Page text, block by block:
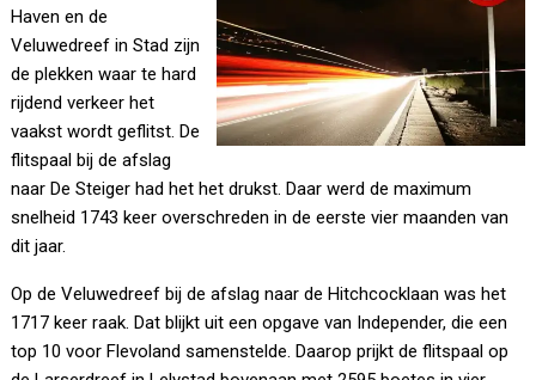
Haven en de
Veluwedreef in Stad zijn
de plekken waar te hard
rijdend verkeer het
vaakst wordt geflitst. De
flitspaal bij de afslag
naar De Steiger had het het drukst. Daar werd de maximum
snelheid 1743 keer overschreden in de eerste vier maanden van
dit jaar.
Op de Veluwedreef bij de afslag naar de Hitchcocklaan was het
1717 keer raak. Dat blijkt uit een opgave van Independer, die een
top 10 voor Flevoland samenstelde. Daarop prijkt de flitspaal op